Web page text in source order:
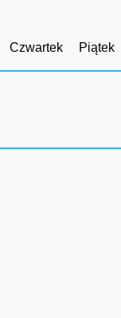
Czwartek Piątek